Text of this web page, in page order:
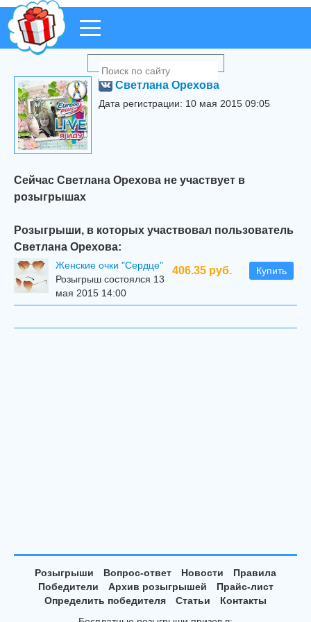
Светлана Орехова
Дата регистрации: 10 мая 2015 09:05
Сейчас Светлана Орехова не участвует в
розыгрышах
Розыгрыши, в которых участвовал пользователь
Светлана Орехова:
406.35 руб. Купить
Женские очки "Сердце"
Розыгрыш состоялся 13
мая 2015 14:00
Розыгрыши Вопрос-ответ Новости
Правила
Победители
Архив розыгрышей
Прайс-лист
Определить победителя
Статьи
Контакты